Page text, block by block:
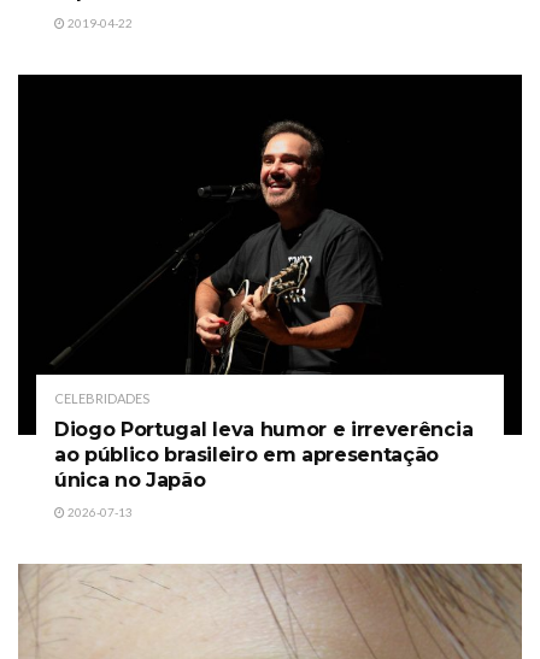
2019-04-22
CELEBRIDADES
Diogo Portugal leva humor e irreverência
ao público brasileiro em apresentação
única no Japão
2026-07-13